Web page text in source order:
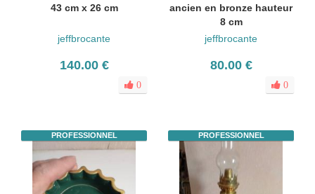
43 cm x 26 cm
jeffbrocante
140.00 €
0
ancien en bronze hauteur
8 cm
jeffbrocante
80.00 €
0
PROFESSIONNEL PROFESSIONNEL